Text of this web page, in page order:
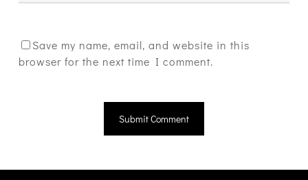
Save my name, email, and website in this
browser for the next time I comment.